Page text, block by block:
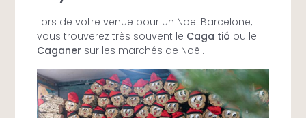
Lors de votre venue pour un Noel Barcelone,
vous trouverez très souvent le Caga tió ou le
Caganer sur les marchés de Noël.